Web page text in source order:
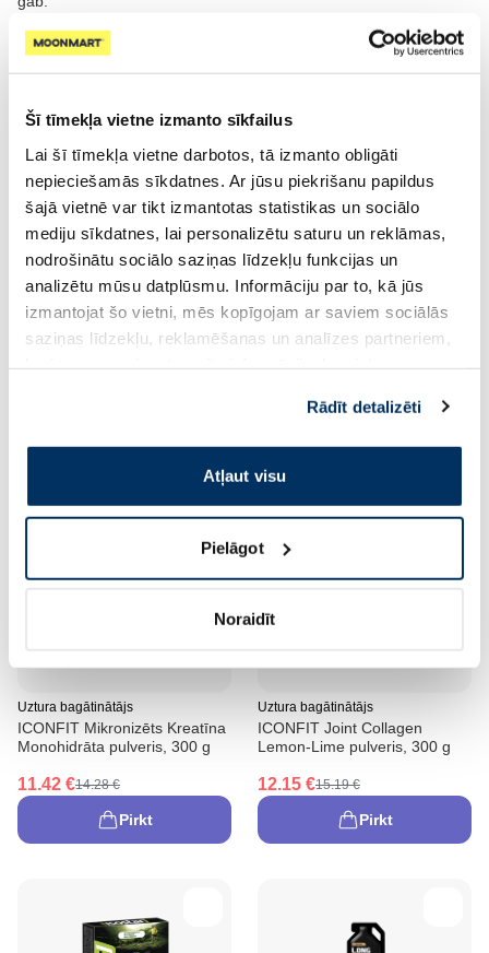
Šī tīmekļa vietne izmanto sīkfailus
Lai šī tīmekļa vietne darbotos, tā izmanto obligāti
nepieciešamās sīkdatnes. Ar jūsu piekrišanu papildus
šajā vietnē var tikt izmantotas statistikas un sociālo
mediju sīkdatnes, lai personalizētu saturu un reklāmas,
nodrošinātu sociālo saziņas līdzekļu funkcijas un
analizētu mūsu datplūsmu. Informāciju par to, kā jūs
izmantojat šo vietni, mēs kopīgojam ar saviem sociālās
saziņas līdzekļu, reklamēšanas un analīzes partneriem,
pakalpojumus. Ja piekrītat šo papildu sīkdatņu
izmantošanai, lūdzu, atzīmējiet savu izvēli:
Rādīt detalizēti
Atļaut visu
Pielāgot
Noraidīt
6.49 €
Pirkt Pirkt
-30%
Cream batoniņš, 45 g
Pirkt
-30%
batoniņš, 60 g
3.75 €
Pirkt
Uztura bagātinātājs
ICONFIT Mikronizēts Kreatīna
Monohidrāta pulveris, 300 g
11.42 €14.28 €
Pirkt
Uztura bagātinātājs
ICONFIT Joint Collagen
Lemon-Lime pulveris, 300 g
12.15 €15.19 €
Pirkt